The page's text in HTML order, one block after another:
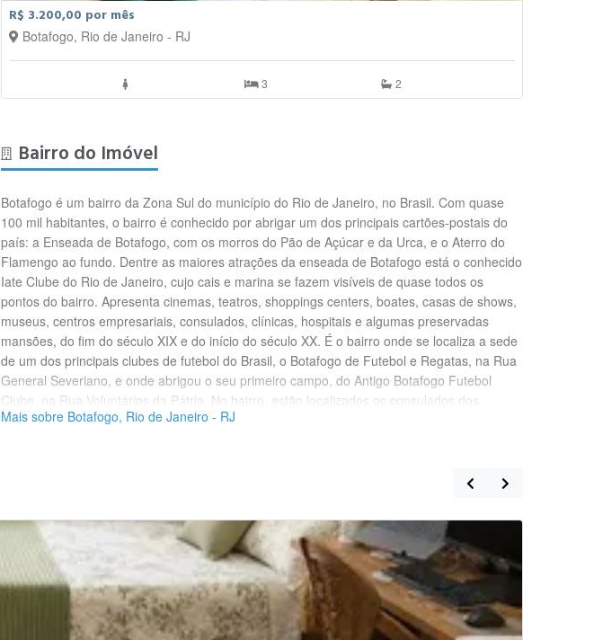
R$ 3.200,00 por mês
Botafogo, Rio de Janeiro - RJ
3 2
Bairro do Imóvel
Botafogo é um bairro da Zona Sul do município do Rio de Janeiro, no Brasil. Com quase
100 mil habitantes, o bairro é conhecido por abrigar um dos principais cartões-postais do
país: a Enseada de Botafogo, com os morros do Pão de Açúcar e da Urca, e o Aterro do
Flamengo ao fundo. Dentre as maiores atrações da enseada de Botafogo está o conhecido
Iate Clube do Rio de Janeiro, cujo cais e marina se fazem visíveis de quase todos os
pontos do bairro. Apresenta cinemas, teatros, shoppings centers, boates, casas de shows,
museus, centros empresariais, consulados, clínicas, hospitais e algumas preservadas
mansões, do fim do século XIX e do início do século XX. É o bairro onde se localiza a sede
de um dos principais clubes de futebol do Brasil, o Botafogo de Futebol e Regatas, na Rua
General Severiano, e onde abrigou o seu primeiro campo, do Antigo Botafogo Futebol
Clube, na Rua Voluntários da Pátria. No bairro, estão localizados os consulados dos
seguintes países: África do Sul, Argentina, Bélgica, China, Egito, Espanha, Holanda,
Janeiro como o bairro das escolas e das clínicas, devido ao grande número desses
à toa que uma das principais vias é a Rua da Passagem. O bairro também é conhecido por
manter uma alta expectativa de vida da população e um grande número de idosos.
Mais sobre Botafogo, Rio de Janeiro - RJ